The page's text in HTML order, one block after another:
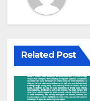
Related Post